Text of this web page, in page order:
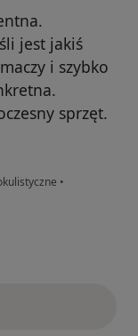
jest jakiś
i szybko
sprzęt.
•